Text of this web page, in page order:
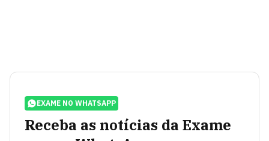
EXAME NO WHATSAPP
Receba as notícias da Exame